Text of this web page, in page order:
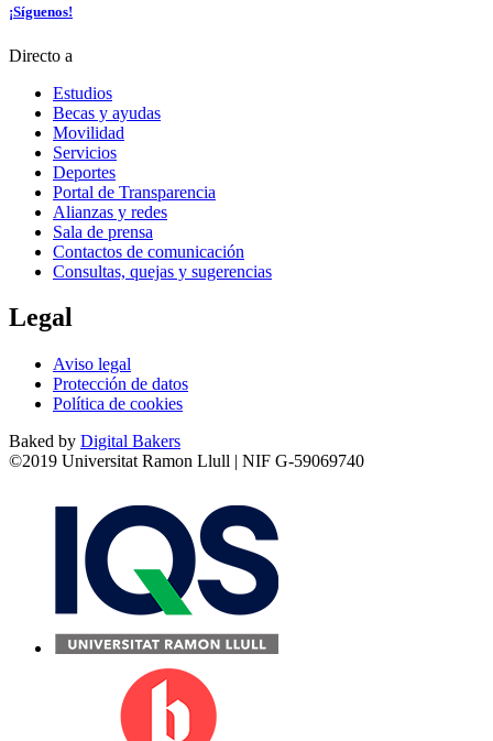
¡Síguenos!
Directo a
Estudios
Becas y ayudas
Movilidad
Servicios
Deportes
Portal de Transparencia
Alianzas y redes
Sala de prensa
Contactos de comunicación
Consultas, quejas y sugerencias
Legal
Aviso legal
Protección de datos
Política de cookies
Baked by Digital Bakers
©2019 Universitat Ramon Llull | NIF G-59069740